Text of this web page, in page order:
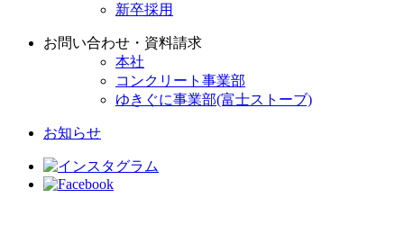
新卒採用
お問い合わせ・資料請求
本社
コンクリート事業部
ゆきぐに事業部(富士ストーブ)
お知らせ